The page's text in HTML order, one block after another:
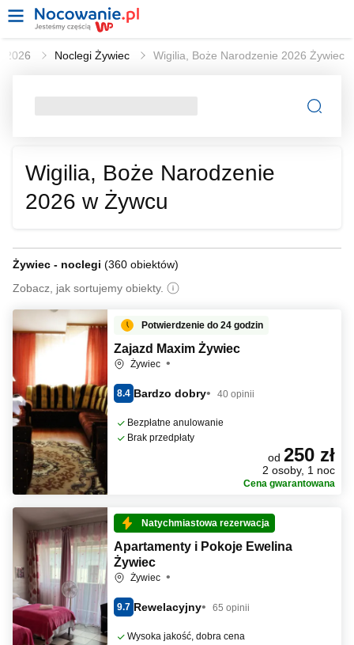
2026 Noclegi Żywiec Wigilia, Boże Narodzenie 2026 Żywiec
Wigilia, Boże Narodzenie
2026 w Żywcu
Żywiec - noclegi (360 obiektów)
Zobacz, jak sortujemy obiekty.
Potwierdzenie do 24 godzin
Zajazd Maxim Żywiec
Żywiec
8.4 Bardzo dobry 40 opinii
Bezpłatne anulowanie
Brak przedpłaty
od 250 zł
2 osoby, 1 noc
Cena gwarantowana
Natychmiastowa rezerwacja
Apartamenty i Pokoje Ewelina
Żywiec
Żywiec
9.7 Rewelacyjny 65 opinii
Wysoka jakość, dobra cena